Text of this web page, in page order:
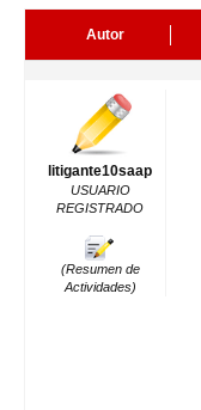
Autor
litigante10saap
USUARIO
REGISTRADO
(Resumen de
Actividades)